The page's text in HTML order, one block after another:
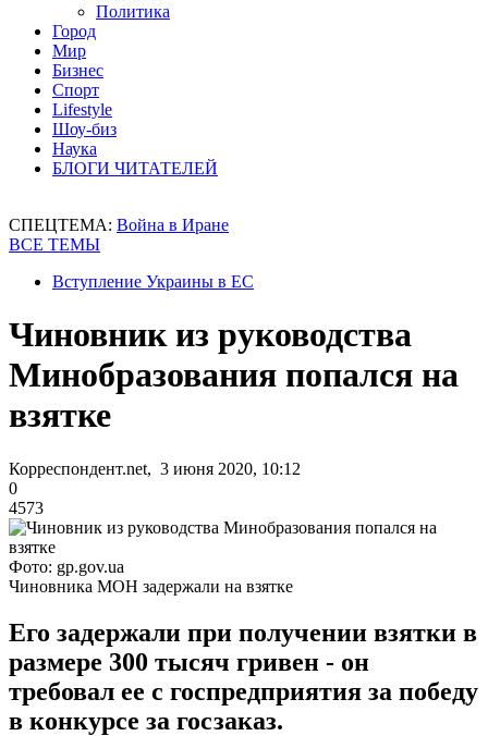
Политика
Город
Мир
Бизнес
Спорт
Lifestyle
Шоу-биз
Наука
БЛОГИ ЧИТАТЕЛЕЙ
СПЕЦТЕМА: Война в Иране
ВСЕ ТЕМЫ
Вступление Украины в ЕС
Чиновник из руководства
Минобразования попался на
взятке
Корреспондент.net, 3 июня 2020, 10:12
0
4573
Фото: gp.gov.ua
Чиновника МОН задержали на взятке
Его задержали при получении взятки в
размере 300 тысяч гривен - он
требовал ее с госпредприятия за победу
в конкурсе за госзаказ.